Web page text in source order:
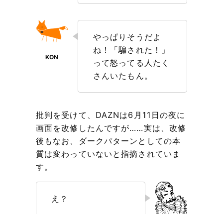
やっぱりそうだよ
ね！「騙された！」
って怒ってる人たく
さんいたもん。
批判を受けて、DAZNは6月11日の夜に
画面を改修したんですが……実は、改修
後もなお、ダークパターンとしての本
質は変わっていないと指摘されていま
す。
え？